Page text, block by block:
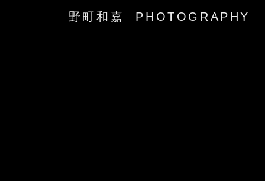
野町和嘉 PHOTOGRAPHY